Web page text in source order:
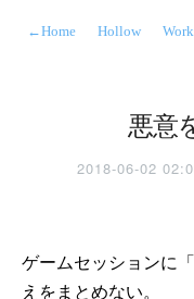
←Home Hollow
悪意
2018-06-02
ゲームセッションに
えをまとめない。